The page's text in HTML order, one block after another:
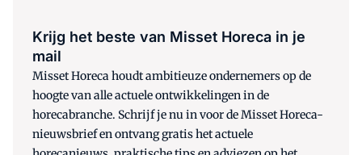
Krijg het beste van Misset Horeca in je
mail
Misset Horeca houdt ambitieuze ondernemers op de
hoogte van alle actuele ontwikkelingen in de
horecabranche. Schrijf je nu in voor de Misset Horeca-
nieuwsbrief en ontvang gratis het actuele